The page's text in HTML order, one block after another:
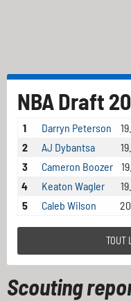
NBA Draft
1 Darryn Peterson
2
AJ Dybantsa
3
Cameron Boozer
4
Keaton Wagler
5
Caleb Wilson
TOUT
Scouting